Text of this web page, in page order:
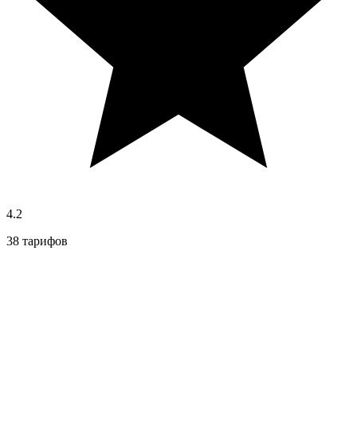
4.2
38 тарифов